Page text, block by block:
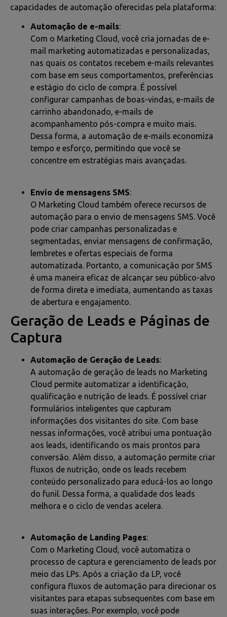
capacidades de automação oferecidas pela plataforma:
Automação de e-mails:
Com o Marketing Cloud, você cria jornadas de e-
mail marketing automatizadas e personalizadas,
nas quais os contatos recebem e-mails relevantes
com base em seus comportamentos, preferências
e estágio do ciclo de compra. É possível
configurar campanhas de boas-vindas, e-mails de
carrinho abandonado, e-mails de
acompanhamento pós-compra e muito mais.
Dessa forma, a automação de e-mails economiza
tempo e esforço, permitindo que você se
concentre em estratégias mais avançadas.
Envio de mensagens SMS:
O Marketing Cloud também oferece recursos de
automação para o envio de mensagens SMS. Você
pode criar campanhas personalizadas e
segmentadas, enviar mensagens de confirmação,
lembretes e ofertas especiais de forma
automatizada. Portanto, a comunicação por SMS
é uma maneira eficaz de alcançar seu público-alvo
de forma direta e imediata, aumentando as taxas
de abertura e engajamento.
Geração de Leads e Páginas de
Captura
Automação de Geração de Leads:
A automação de geração de leads no Marketing
Cloud permite automatizar a identificação,
qualificação e nutrição de leads. É possível criar
formulários inteligentes que capturam
informações dos visitantes do site. Com base
nessas informações, você atribui uma pontuação
aos leads, identificando os mais prontos para
conversão. Além disso, a automação permite criar
fluxos de nutrição, onde os leads recebem
conteúdo personalizado para educá-los ao longo
do funil. Dessa forma, a qualidade dos leads
melhora e o ciclo de vendas acelera.
Automação de Landing Pages:
Com o Marketing Cloud, você automatiza o
processo de captura e gerenciamento de leads por
meio das LPs. Após a criação da LP, você
configura fluxos de automação para direcionar os
visitantes para etapas subsequentes com base em
suas interações. Por exemplo, você pode